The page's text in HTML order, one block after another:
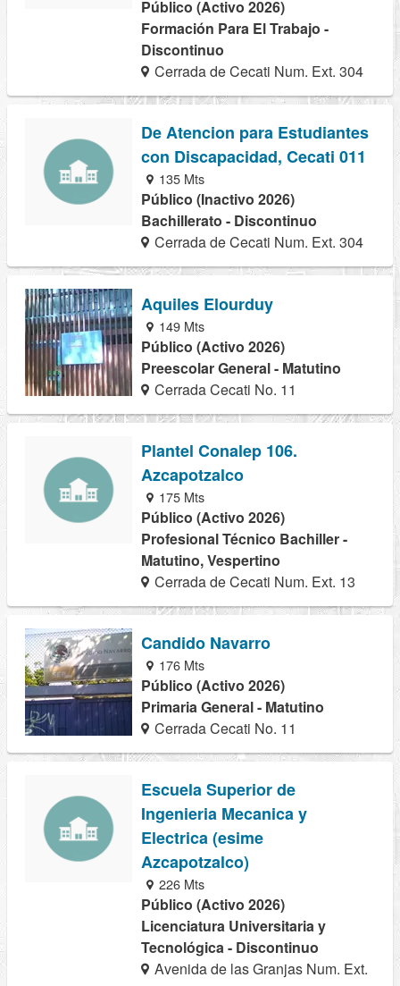
Público (Activo 2026)
Formación Para El Trabajo -
Discontinuo
Cerrada de Cecati Num. Ext. 304
De Atencion para Estudiantes
con Discapacidad, Cecati 011
135 Mts
Público (Inactivo 2026)
Bachillerato - Discontinuo
Cerrada de Cecati Num. Ext. 304
Aquiles Elourduy
149 Mts
Público (Activo 2026)
Preescolar General - Matutino
Cerrada Cecati No. 11
Plantel Conalep 106.
Azcapotzalco
175 Mts
Público (Activo 2026)
Profesional Técnico Bachiller -
Matutino, Vespertino
Cerrada de Cecati Num. Ext. 13
Candido Navarro
176 Mts
Público (Activo 2026)
Primaria General - Matutino
Cerrada Cecati No. 11
Escuela Superior de
Ingenieria Mecanica y
Electrica (esime
Azcapotzalco)
226 Mts
Público (Activo 2026)
Licenciatura Universitaria y
Tecnológica - Discontinuo
Avenida de las Granjas Num. Ext.